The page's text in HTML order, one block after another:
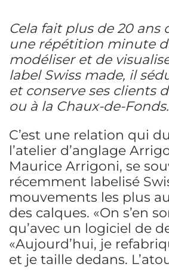
Cela fait plus de 20 ans
une répétition minute
modéliser et de
label Swiss made, il
et conserve ses clients
ou à la Chaux-de-
C’est une relation qui
l’atelier d’anglage
Maurice Arrigoni, se
récemment labelisé
mouvements les plus
des calques. «On s’en
qu’avec un logiciel de
«Aujourd’hui, je
et je taille dedans.